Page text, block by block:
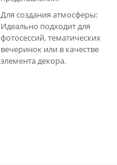
Для создания атмосферы:
Идеально подходит для
фотосессий, тематических
вечеринок или в качестве
элемента декора.